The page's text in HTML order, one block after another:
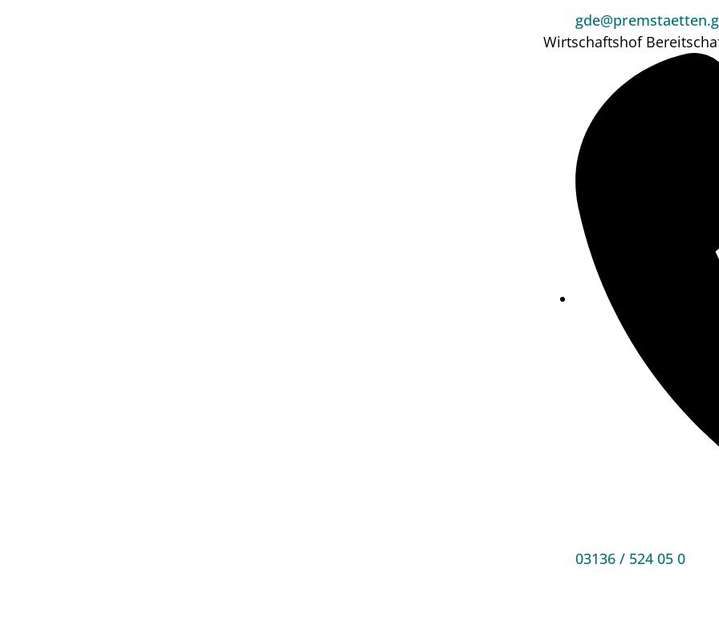
Wirtschaftshof
03136 / 524 05 0